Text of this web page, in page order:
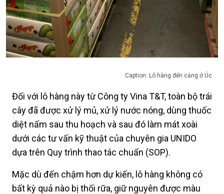
Caption: Lô hàng đến cảng ở Úc
Đối với lô hàng này từ Công ty Vina T&T, toàn bộ trái
cây đã được xử lý mủ, xử lý nước nóng, dùng thuốc
diệt nấm sau thu hoạch và sau đó làm mát xoài
dưới các tư vấn kỹ thuật của chuyên gia UNIDO
dựa trên Quy trình thao tác chuẩn (SOP).
Mặc dù đến chậm hơn dự kiến, lô hàng không có
bất kỳ quả nào bị thối rữa, giữ nguyên được màu